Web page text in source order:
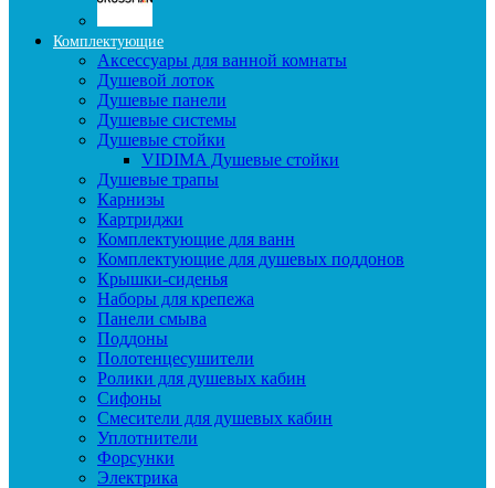
Комплектующие
Аксессуары для ванной комнаты
Душевой лоток
Душевые панели
Душевые системы
Душевые стойки
VIDIMA Душевые стойки
Душевые трапы
Карнизы
Картриджи
Комплектующие для ванн
Комплектующие для душевых поддонов
Крышки-сиденья
Наборы для крепежа
Панели смыва
Поддоны
Полотенцесушители
Ролики для душевых кабин
Сифоны
Смесители для душевых кабин
Уплотнители
Форсунки
Электрика